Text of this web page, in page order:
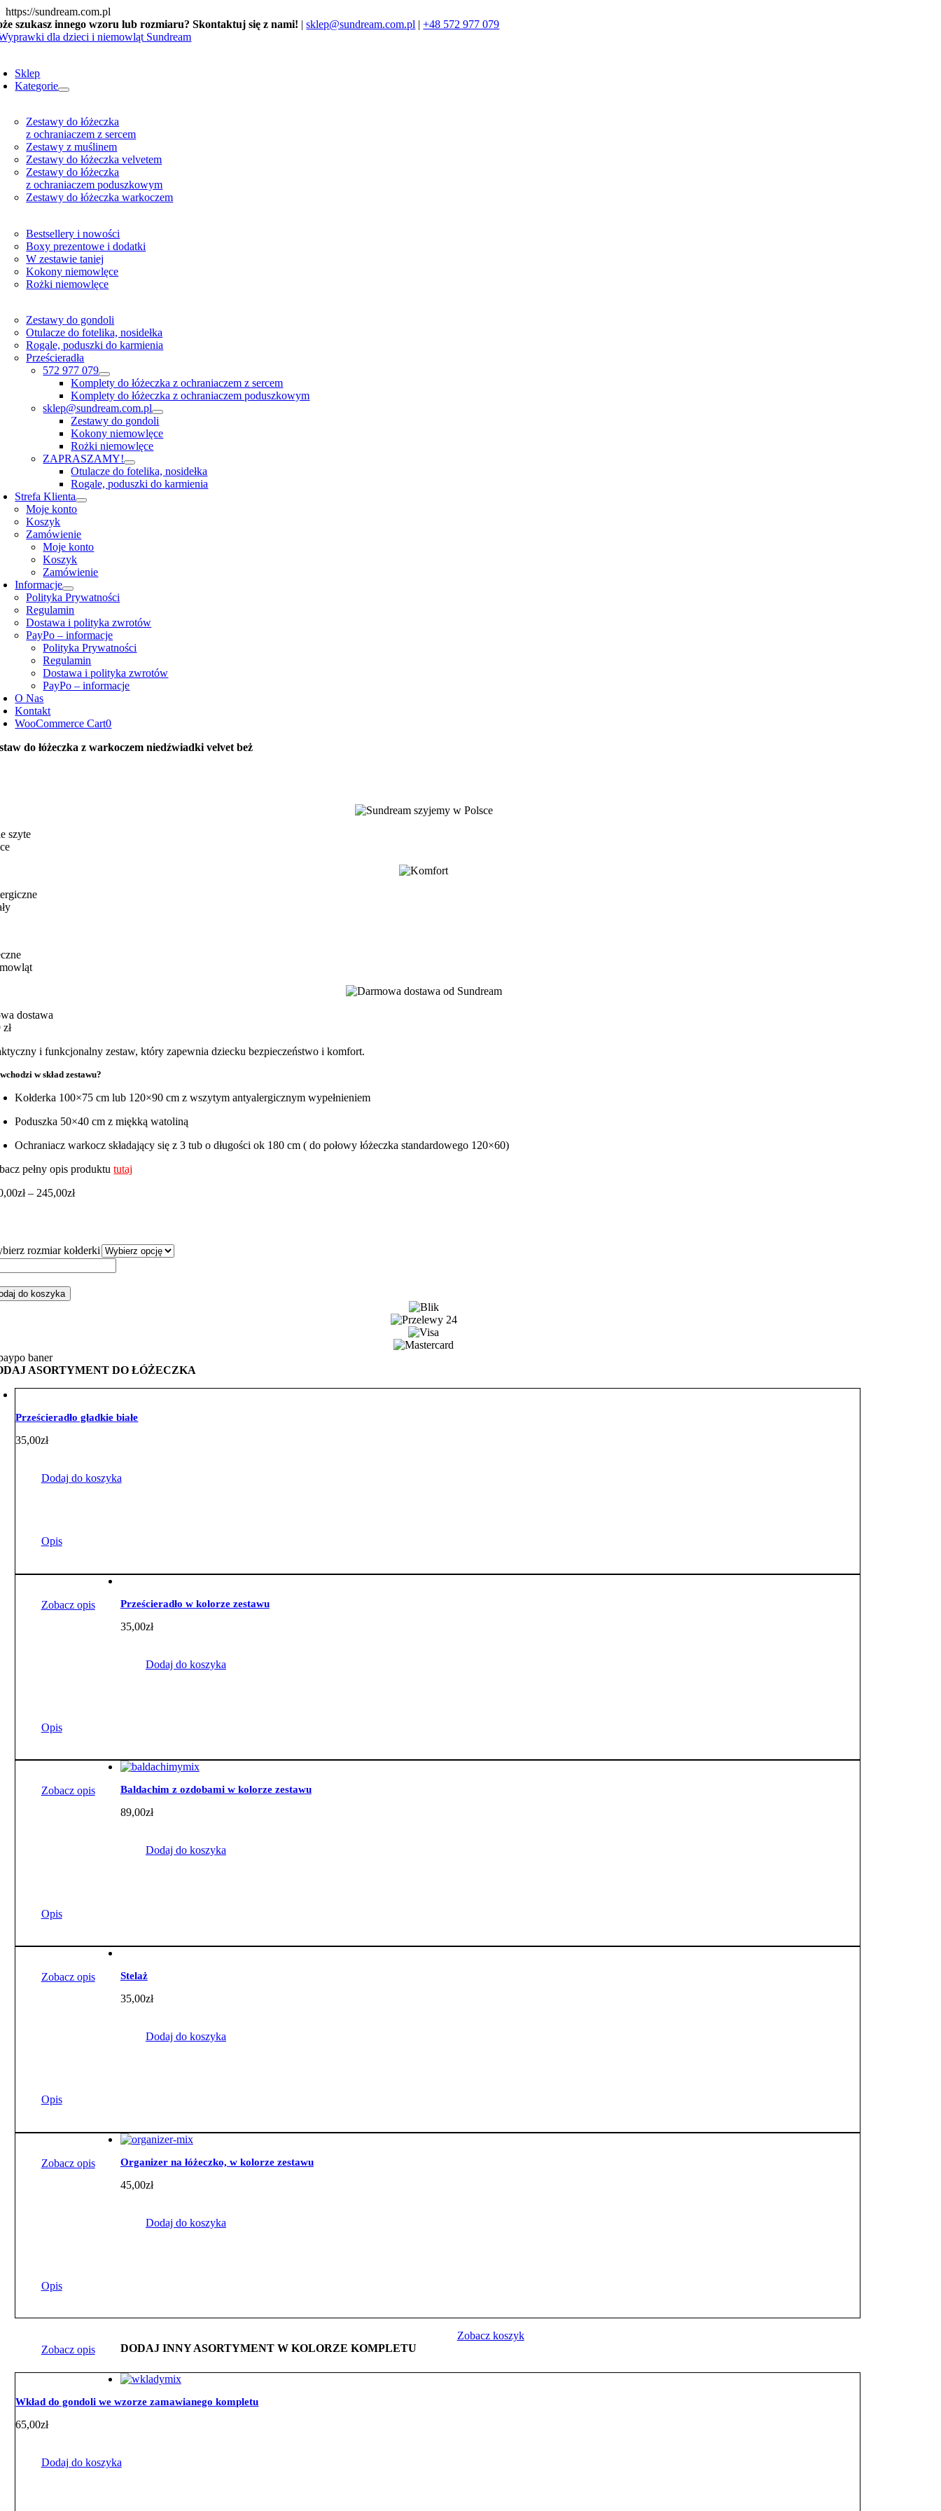
https://sundream.com.pl
to
content
szukasz innego wzoru lub rozmiaru? Skontaktuj się z nami! |sklep@sundream.com.pl |+48 572 977 079
Sklep
Kategorie
Zestawy do łóżeczka
z ochraniaczem z sercem
Zestawy z muślinem
Zestawy do łóżeczka velvetem
Zestawy do łóżeczka
z ochraniaczem poduszkowym
Zestawy do łóżeczka warkoczem
Bestsellery i nowości
Boxy prezentowe i dodatki
W zestawie taniej
Kokony niemowlęce
Rożki niemowlęce
Zestawy do gondoli
Otulacze do fotelika, nosidełka
Rogale, poduszki do karmienia
Prześcieradła
572 977 079
Komplety do łóżeczka z ochraniaczem z sercem
Komplety do łóżeczka z ochraniaczem poduszkowym
sklep@sundream.com.pl
Zestawy do gondoli
Kokony niemowlęce
Rożki niemowlęce
ZAPRASZAMY!
Otulacze do fotelika, nosidełka
Rogale, poduszki do karmienia
Strefa Klienta
Moje konto
Koszyk
Zamówienie
Moje konto
Koszyk
Zamówienie
Informacje
Polityka Prywatności
Regulamin
Dostawa i polityka zwrotów
PayPo – informacje
Polityka Prywatności
Regulamin
Dostawa i polityka zwrotów
PayPo – informacje
O Nas
Kontakt
WooCommerce Cart0
do łóżeczka z warkoczem niedźwiadki velvet beż
szyte
dostawa
i funkcjonalny zestaw, który zapewnia dziecku bezpieczeństwo i komfort.
w skład zestawu?
Kołderka 100×75 cm lub 120×90 cm z wszytym antyalergicznym wypełnieniem
Poduszka 50×40 cm z miękką watoliną
Ochraniacz warkocz składający się z 3 tub o długości ok 180 cm ( do połowy łóżeczka standardowego 120×60)
pełny opis produktututaj
zł – 245,00złZakres
245,00zł
rozmiar kołderki
do koszyka
ASORTYMENT DO ŁÓŻECZKA
Prześcieradło gładkie białe
35,00zł
Dodaj do koszyka
Opis
Zobacz opis Prześcieradło w kolorze zestawu
35,00zł
Dodaj do koszyka
Opis
Zobacz opis Baldachim z ozdobami w kolorze zestawu
89,00zł
Dodaj do koszyka
Opis
Zobacz opis Stelaż
35,00zł
Dodaj do koszyka
Opis
Zobacz opis Organizer na łóżeczko, w kolorze zestawu
45,00zł
Dodaj do koszyka
Opis
Zobacz opis
Zobacz koszyk
DODAJ INNY ASORTYMENT W KOLORZE KOMPLETU
Wkład do gondoli we wzorze zamawianego kompletu
65,00zł
Dodaj do koszyka